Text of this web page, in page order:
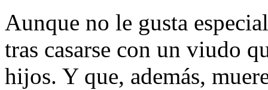
Aunque no le gusta
tras casarse con un viudo
hijos. Y que, además,